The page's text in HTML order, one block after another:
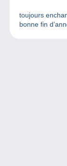
toujours
bonne fin